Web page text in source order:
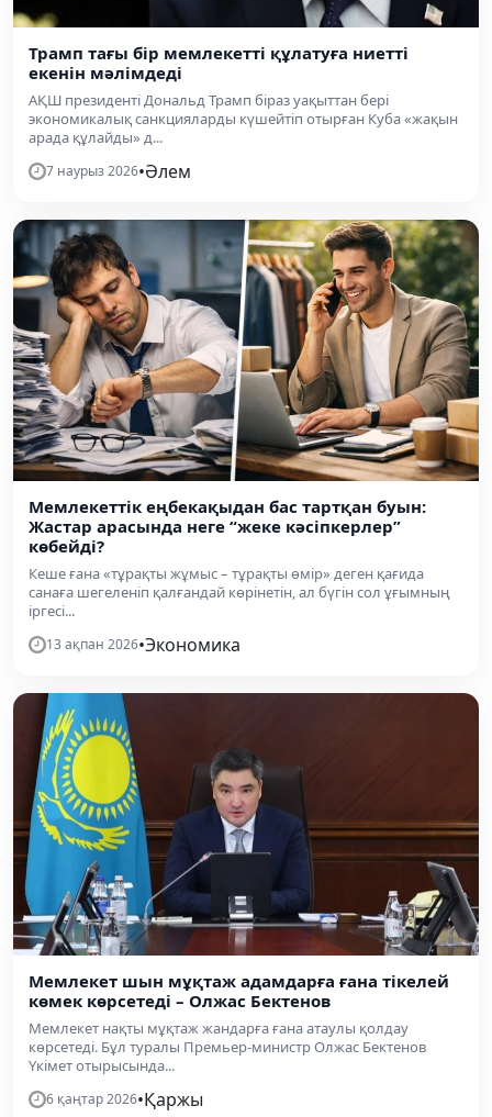
Трамп тағы бір мемлекетті құлатуға ниетті
екенін мәлімдеді
АҚШ президенті Дональд Трамп біраз уақыттан бері
экономикалық санкцияларды күшейтіп отырған Куба «жақын
арада құлайды» д...
7 наурыз 2026•Әлем
Мемлекеттік еңбекақыдан бас тартқан буын:
Жастар арасында неге “жеке кәсіпкерлер”
көбейді?
Кеше ғана «тұрақты жұмыс – тұрақты өмір» деген қағида
санаға шегеленіп қалғандай көрінетін, ал бүгін сол ұғымның
іргесі...
13 ақпан 2026•Экономика
Мемлекет шын мұқтаж адамдарға ғана тікелей
көмек көрсетеді – Олжас Бектенов
Мемлекет нақты мұқтаж жандарға ғана атаулы қолдау
көрсетеді. Бұл туралы Премьер-министр Олжас Бектенов
Үкімет отырысында...
6 қаңтар 2026•Қаржы